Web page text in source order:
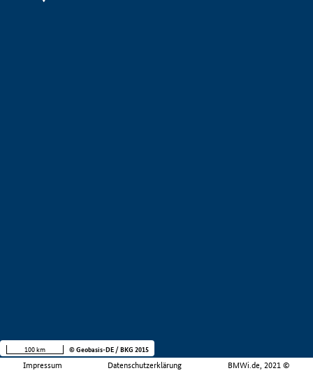
Impressum Datenschutzerklärung BMWi.de, 2021 ©
100 km © Geobasis-DE / BKG 2015